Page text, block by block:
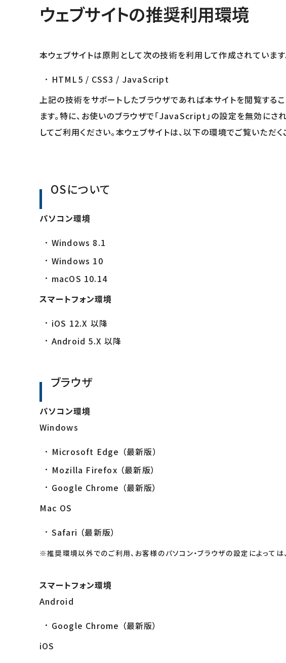
ウェブサイトの推奨利用環境
本ウェブサイトは原則として次の技術を利用して作成されています
HTML5 / CSS3 / JavaScript
上記の技術をサポートしたブラウザであれば本サイトを閲覧する
ます。特に、お使いのブラウザで「JavaScript」の設定を無効にさ
してご利用ください。本ウェブサイトは、以下の環境でご覧いただく
OSについて
パソコン環境
Windows 8.1
Windows 10
macOS 10.14
スマートフォン環境
iOS 12.X 以降
Android 5.X 以降
ブラウザ
パソコン環境
Windows
Microsoft Edge （最新版）
Mozilla Firefox （最新版）
Google Chrome （最新版）
Mac OS
Safari （最新版）
※推奨環境以外でのご利用、お客様のパソコン・ブラウザの設定によって
スマートフォン環境
Android
Google Chrome （最新版）
iOS